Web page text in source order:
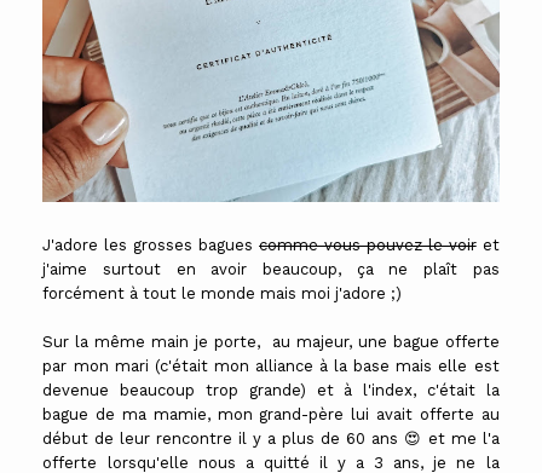
J'adore les grosses baguescomme vous pouvez le voiret
j'aime surtout en avoir beaucoup, ça ne plaît pas
forcément à tout le monde mais moi j'adore ;)
Sur la même main je porte, au majeur, une bague offerte
par mon mari (c'était mon alliance à la base mais elle est
devenue beaucoup trop grande) et à l'index, c'était la
bague de ma mamie, mon grand-père lui avait offerte au
début de leur rencontre il y a plus de 60 ans 😍 et me l'a
offerte lorsqu'elle nous a quitté il y a 3 ans, je ne la